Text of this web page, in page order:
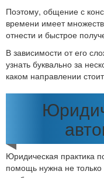
Поэтому, общение с
времени имеет
отнести и быстрое
В зависимости от его
узнать буквально за
каком направлении
Юридическая практика
помощь нужна не